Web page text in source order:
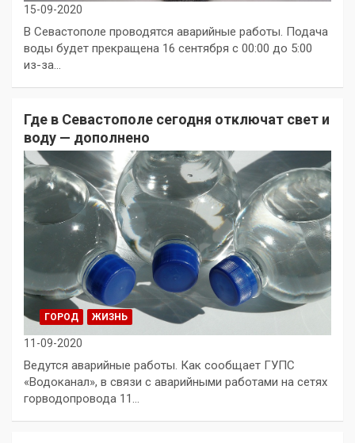
15-09-2020
В Севастополе проводятся аварийные работы. Подача
воды будет прекращена 16 сентября с 00:00 до 5:00
из-за…
Где в Севастополе сегодня отключат свет и
воду — дополнено
ГОРОД ЖИЗНЬ
11-09-2020
Ведутся аварийные работы. Как сообщает ГУПС
«Водоканал», в связи с аварийными работами на сетях
горводопровода 11…